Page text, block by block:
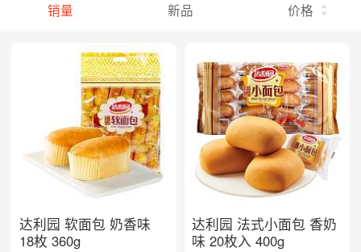
销量 新品 价格
达利园 软面包 奶香味
18枚 360g
达利园 法式小面包 香奶
味 20枚入 400g